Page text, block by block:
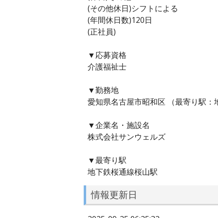
(その他休日)シフトによる
(年間休日数)120日
(正社員)
▼応募資格
介護福祉士
▼勤務地
愛知県名古屋市昭和区 （最寄り駅：
▼企業名・施設名
株式会社サンウェルズ
▼最寄り駅
地下鉄桜通線桜山駅
情報更新日